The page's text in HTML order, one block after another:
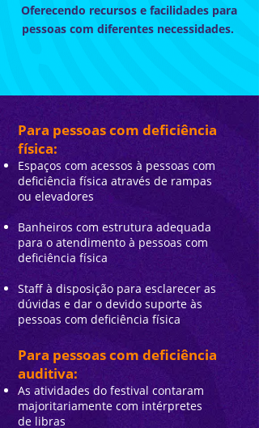
Oferecendo recursos e facilidades para
pessoas com diferentes necessidades.
Para pessoas com deficiência
física:
Espaços com acessos à pessoas com
deficiência física através de rampas
ou elevadores
Banheiros com estrutura adequada
para o atendimento à pessoas com
deficiência física
Staff à disposição para esclarecer as
dúvidas e dar o devido suporte às
pessoas com deficiência física
Para pessoas com deficiência
auditiva:
As atividades do festival contaram
majoritariamente com intérpretes
de libras